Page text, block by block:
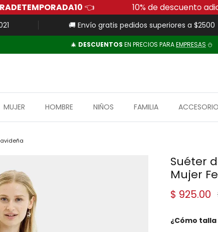
👉 Código:FUERADETEMPORADA10👈
🚚 Envío gratis pedidos superiores a $2500
🎄 DESCUENTOS EN PRECIOS PARAEMPRESAS ⛄
MUJER HOMBRE NIÑOS FAMILIA
Suéter
Mujer
Precio
$ 925.00
¿Cómo